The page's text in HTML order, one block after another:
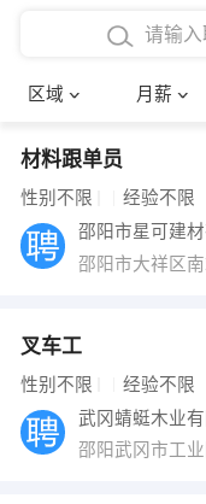
区域 月薪
4000-5000元
8000-12000元
12000-20000元
博士
文员
财务会计
网络IT
快递员
收银员
材料跟单员
性别不限 经验不限
邵阳市星可建
邵阳市大祥区
叉车工
性别不限 经验不限
武冈蜻蜓木业有
邵阳武冈市工